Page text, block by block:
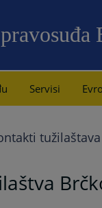
Servisi
tužilaštava